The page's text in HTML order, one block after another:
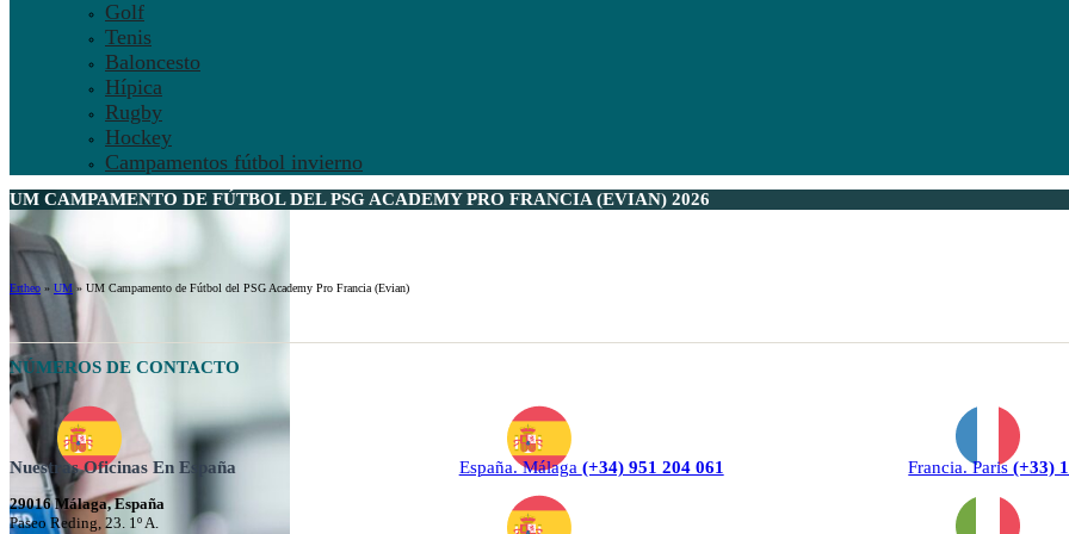
Golf
Tenis
Baloncesto
Hípica
Rugby
Hockey
Campamentos fútbol invierno
UM CAMPAMENTO DE FÚTBOL DEL PSG ACADEMY PRO FRANCIA (EVIAN) 2026
Ertheo » UM» UM Campamento de Fútbol del PSG Academy Pro Francia (Evian)
NÚMEROS DE CONTACTO
Nuestras Oficinas En España
29016 Málaga, España
Paseo Reding, 23. 1º A.
España. Málaga (+34) 951 204 061 Francia. Paris(+33)